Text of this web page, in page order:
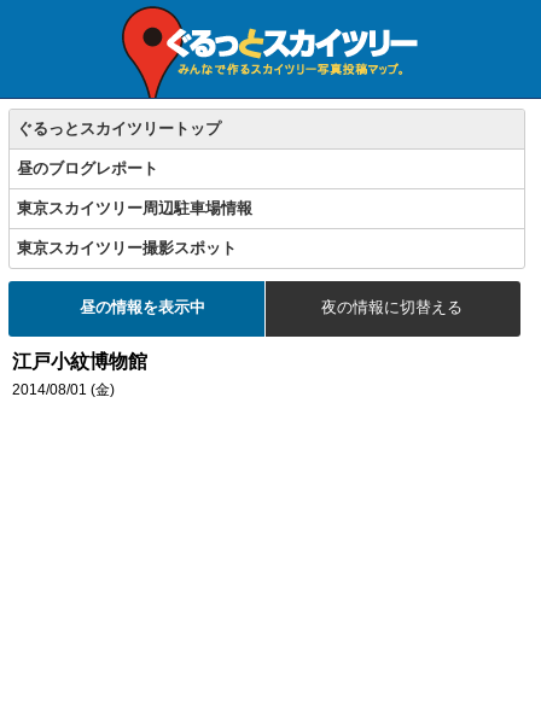
ぐるっとスカイツリートップ
昼のブログレポート
東京スカイツリー周辺駐車場情報
東京スカイツリー撮影スポット
昼の情報を表示中 夜の情報に切替える
江戸小紋博物館
2014/08/01 (金)